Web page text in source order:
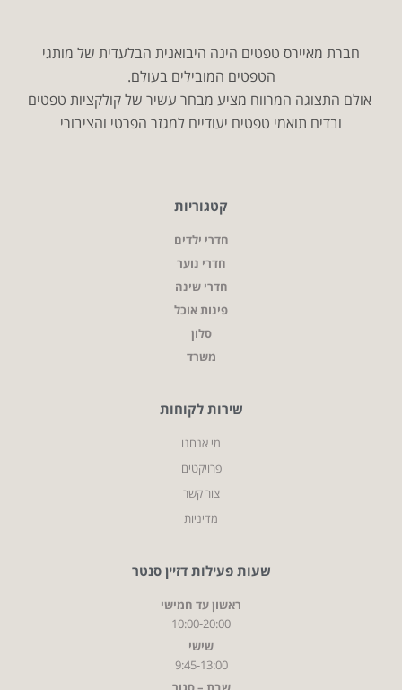
חברת מאיירס טפטים הינה היבואנית הבלעדית של מותגי
הטפטים המובילים בעולם.
אולם התצוגה המרווח מציע מבחר עשיר של קולקציות טפטים
ובדים תואמי טפטים יעודיים למגזר הפרטי והציבורי
קטגוריות
חדרי ילדים
חדרי נוער
חדרי שינה
פינות אוכל
סלון
משרד
שירות לקוחות
מי אנחנו
פרויקטים
צור קשר
מדיניות
שעות פעילות דזיין סנטר
ראשון עד חמישי
10:00-20:00
שישי
9:45-13:00